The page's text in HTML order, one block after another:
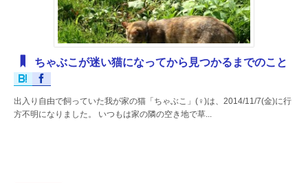
ちゃぶこが迷い猫になってから見つかるまでのこと
出入り自由で飼っていた我が家の猫「ちゃぶこ」(♀)は、2014/11/7(金)に行
方不明になりました。 いつもは家の隣の空き地で草...